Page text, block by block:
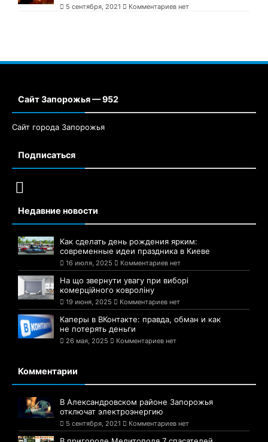
5 сентября, 2021 Комментариев нет
Сайт Запорожья — 952
Сайт города Запорожья
Подписаться
Недавние новости
Как сделать день рождения ярким:
современные идеи праздника в Киеве
16 июля, 2025 Комментариев нет
На що звернути увагу при виборі
комерційного ковроліну
19 июня, 2025 Комментариев нет
Каперы в ВКонтакте: правда, обман и как
не потерять деньги
26 мая, 2025 Комментариев нет
Комментарии
В Александровском районе Запорожья
отключат электроэнергию
5 сентября, 2021 Комментариев нет